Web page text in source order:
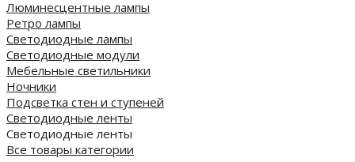
Люминесцентные лампы
Ретро лампы
Светодиодные лампы
Светодиодные модули
Мебельные светильники
Ночники
Подсветка стен и ступеней
Светодиодные ленты
Светодиодные ленты
Все товары категории